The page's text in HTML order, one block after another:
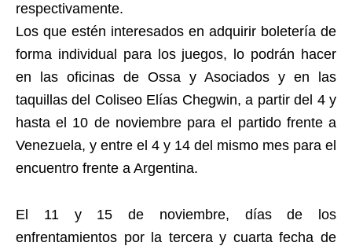
respectivamente.
Los que estén interesados en adquirir boletería de
forma individual para los juegos, lo podrán hacer
en las oficinas de Ossa y Asociados y en las
taquillas del Coliseo Elías Chegwin, a partir del 4 y
hasta el 10 de noviembre para el partido frente a
Venezuela, y entre el 4 y 14 del mismo mes para el
encuentro frente a Argentina.
El 11 y 15 de noviembre, días de los
enfrentamientos por la tercera y cuarta fecha de